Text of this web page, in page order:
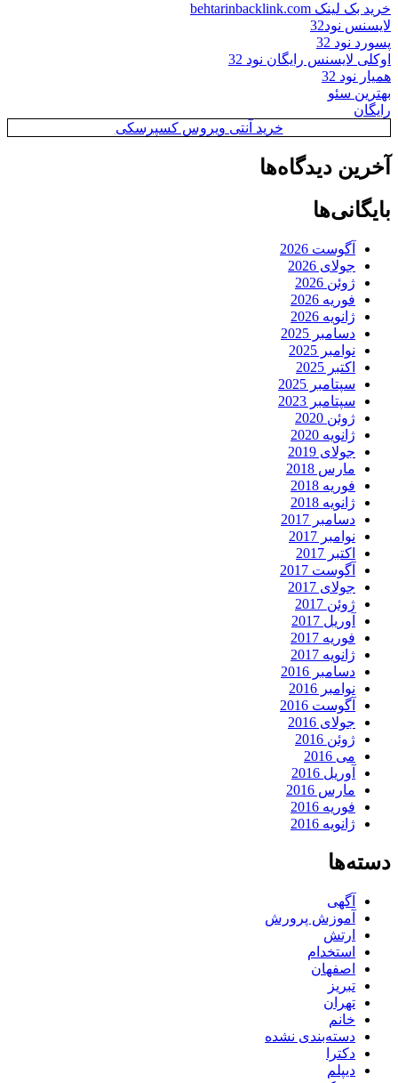
خرید بک لینک behtarinbacklink.com
لایسنس نود32
پسورد نود 32
اوکلی لایسنس رایگان نود 32
همیار نود 32
بهترین سئو
رایگان
خرید آنتی ویروس کسپرسکی
آخرین دیدگاه‌ها
بایگانی‌ها
آگوست 2026
جولای 2026
ژوئن 2026
فوریه 2026
ژانویه 2026
دسامبر 2025
نوامبر 2025
اکتبر 2025
سپتامبر 2025
سپتامبر 2023
ژوئن 2020
ژانویه 2020
جولای 2019
مارس 2018
فوریه 2018
ژانویه 2018
دسامبر 2017
نوامبر 2017
اکتبر 2017
آگوست 2017
جولای 2017
ژوئن 2017
آوریل 2017
فوریه 2017
ژانویه 2017
دسامبر 2016
نوامبر 2016
آگوست 2016
جولای 2016
ژوئن 2016
می 2016
آوریل 2016
مارس 2016
فوریه 2016
ژانویه 2016
دسته‌ها
آگهی
آموزش پرورش
ارتش
استخدام
اصفهان
تبریز
تهران
خانم
دسته‌بندی نشده
دکترا
دیپلم